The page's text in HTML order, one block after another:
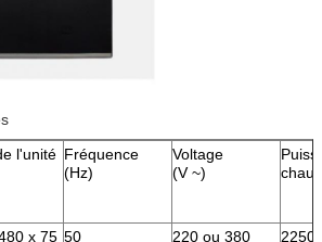
l'unité Fréquence
(Hz)
Voltage
(V ~)
x 75 50 220 ou 380 2250